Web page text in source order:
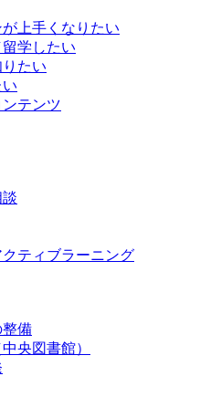
上手くなりたい
学したい
たい
テンツ
ティブラーニング
備
央図書館）